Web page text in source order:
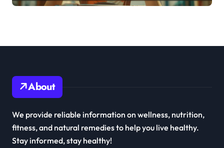
About
We provide reliable information on wellness, nutrition,
fitness, and natural remedies to help you live healthy.
Stay informed, stay healthy!